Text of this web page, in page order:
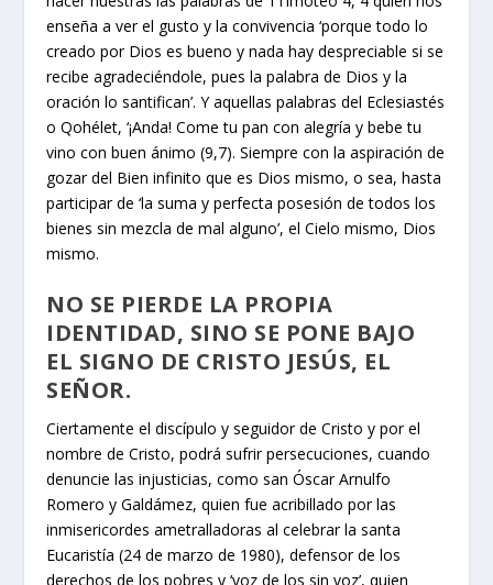
enseña a ver el gusto y la convivencia ‘porque todo lo
creado por Dios es bueno y nada hay despreciable si se
recibe agradeciéndole, pues la palabra de Dios y la
oración lo santifican’. Y aquellas palabras del Eclesiastés
o Qohélet, ‘¡Anda! Come tu pan con alegría y bebe tu
vino con buen ánimo (9,7). Siempre con la aspiración de
gozar del Bien infinito que es Dios mismo, o sea, hasta
participar de ‘la suma y perfecta posesión de todos los
bienes sin mezcla de mal alguno’, el Cielo mismo, Dios
mismo.
NO SE PIERDE LA PROPIA
IDENTIDAD, SINO SE PONE BAJO
EL SIGNO DE CRISTO JESÚS, EL
SEÑOR.
Ciertamente el discípulo y seguidor de Cristo y por el
nombre de Cristo, podrá sufrir persecuciones, cuando
denuncie las injusticias, como san Óscar Arnulfo
Romero y Galdámez, quien fue acribillado por las
inmisericordes ametralladoras al celebrar la santa
Eucaristía (24 de marzo de 1980), defensor de los
derechos de los pobres y ‘voz de los sin voz’, quien